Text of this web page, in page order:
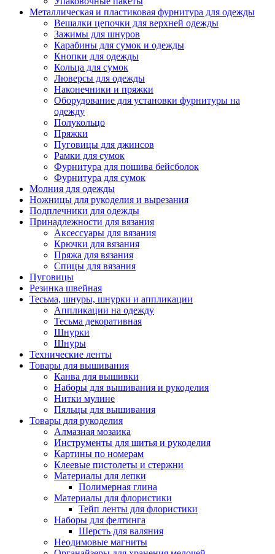
Металлическая и пластиковая фурнитура для одежды
Вешалки цепочки для верхней одежды
Зажимы для шнуров
Карабины для сумок и одежды
Кнопки для одежды
Кольца для сумок
Люверсы для одежды
Наконечники и пряжки
Оборудование для установки фурнитуры на
одежду
Полукольцо
Пряжки
Пуговицы для джинсов
Рамки для сумок
Фурнитура для пошива бейсболок
Фурнитура для сумок
Молния для одежды
Ножницы для рукоделия и вырезания
Подплечники для одежды
Принадлежности для вязания
Аксессуары для вязания
Крючки для вязания
Пряжа для вязания
Спицы для вязания
Пуговицы
Резинка швейная
Тесьма, шнуры, шнурки и аппликации
Аппликации на одежду
Тесьма декоративная
Шнурки
Шнуры
Технические ленты
Товары для вышивания
Канва для вышивки
Наборы для вышивания и рукоделия
Нитки мулине
Пяльцы для вышивания
Товары для рукоделия
Алмазная мозаика
Инструменты для шитья и рукоделия
Картины по номерам
Клеевые пистолеты и стержни
Материалы для лепки
Полимерная глина
Материалы для флористики
Тейп ленты для флористики
Наборы для фелтинга
Шерсть для валяния
Неодимовые магниты